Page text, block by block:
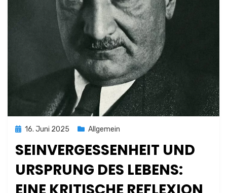
Posted
16. Juni 2025 Allgemein
SEINVERGESSENHEIT UND
URSPRUNG DES LEBENS: